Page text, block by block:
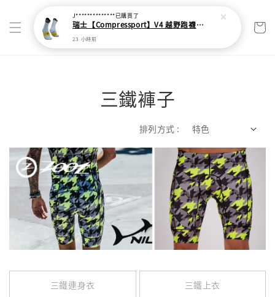
三鐵褲子
排列方式 :
三鐵連身衣 三鐵上衣